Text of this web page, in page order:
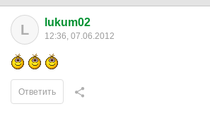
L lukum02
12:36, 07.06.2012
Ответить